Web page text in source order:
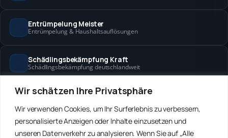
Wir schätzen Ihre Privatsphäre
Wir verwenden Cookies, um Ihr Surferlebnis zu verbessern,
personalisierte Anzeigen oder Inhalte einzusetzen und
unseren Datenverkehr zu analysieren. Wenn Sie auf „Alle
Entrümpelung Meister
Entrümpelung & Haushaltsauflösungen
Schädlingsbekämpfung Kraft
Schädlingsbekämpfung deutschlandweit
Hanse Objektservice
Winterdienst Hansa